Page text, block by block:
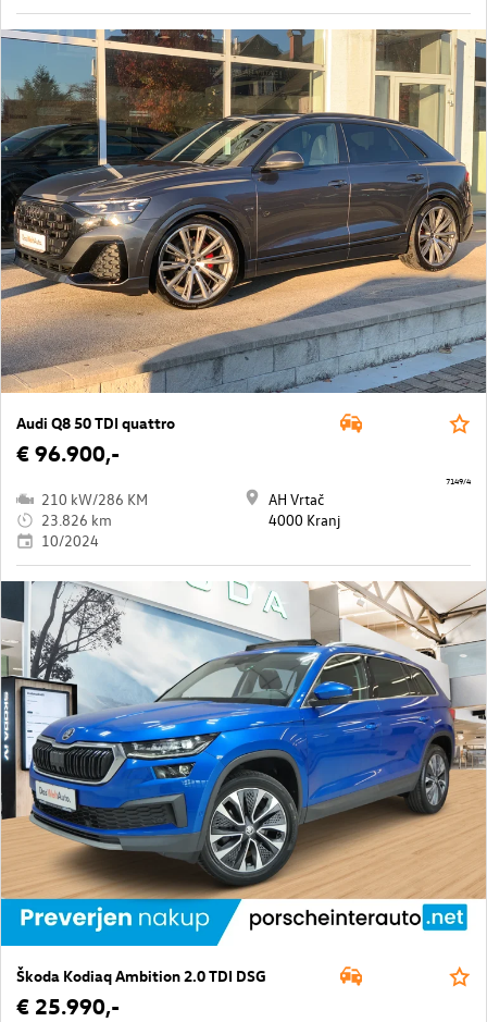
Audi Q8 50 TDI quattro
€ 96.900,-
210 kW/286 KM
23.826 km
10/2024
AH Vrtač
4000 Kranj
7149/4
Škoda Kodiaq Ambition 2.0 TDI DSG
€ 25.990,-